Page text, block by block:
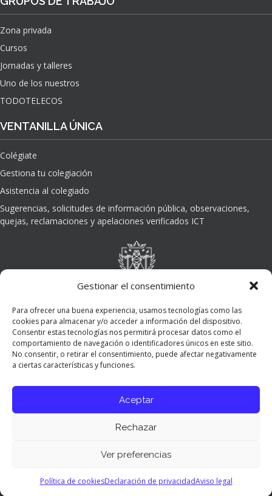
Gestionar el consentimiento
Para ofrecer una buena experiencia, usamos tecnologías como las
cookies para almacenar y/o acceder a información del dispositivo.
Consentir estas tecnologías nos permitirá procesar datos como el
comportamiento de navegación o identificadores únicos en este sitio.
No consentir, o retirar el consentimiento, puede afectar negativamente
a ciertas características y funciones.
Aceptar
Rechazar
Ver preferencias
Política de cookiesDeclaración de privacidadAviso legal
Zona privada
Cursos
Jornadas y talleres
Uno de los nuestros
TODOTELECOS
VENTANILLA ÚNICA
Colégiate
Gestiona tu colegiación
Asistencia al colegiado
Sugerencias, solicitudes de información pública, observaciones,
quejas, reclamaciones y apelaciones verificados ICT
Panel de preferencias cookies